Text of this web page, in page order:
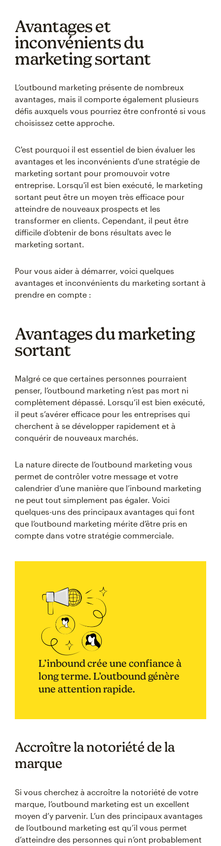
Avantages et
inconvénients du
marketing sortant
L’outbound marketing présente de nombreux
avantages, mais il comporte également plusieurs
défis auxquels vous pourriez être confronté si vous
choisissez cette approche.
C'est pourquoi il est essentiel de bien évaluer les
avantages et les inconvénients d'une stratégie de
marketing sortant pour promouvoir votre
entreprise. Lorsqu'il est bien exécuté, le marketing
sortant peut être un moyen très efficace pour
atteindre de nouveaux prospects et les
transformer en clients. Cependant, il peut être
difficile d’obtenir de bons résultats avec le
marketing sortant.
Pour vous aider à démarrer, voici quelques
avantages et inconvénients du marketing sortant à
prendre en compte :
Avantages du marketing
sortant
Malgré ce que certaines personnes pourraient
penser, l’outbound marketing n’est pas mort ni
complètement dépassé. Lorsqu’il est bien exécuté,
il peut s’avérer efficace pour les entreprises qui
cherchent à se développer rapidement et à
conquérir de nouveaux marchés.
La nature directe de l’outbound marketing vous
permet de contrôler votre message et votre
calendrier d’une manière que l’inbound marketing
ne peut tout simplement pas égaler. Voici
quelques-uns des principaux avantages qui font
que l’outbound marketing mérite d’être pris en
compte dans votre stratégie commerciale.
L’inbound crée une confiance à
long terme. L’outbound génère
une attention rapide.
Accroître la notoriété de la
marque
Si vous cherchez à accroître la notoriété de votre
marque, l’outbound marketing est un excellent
moyen d’y parvenir. L’un des principaux avantages
de l’outbound marketing est qu’il vous permet
d’atteindre des personnes qui n’ont probablement